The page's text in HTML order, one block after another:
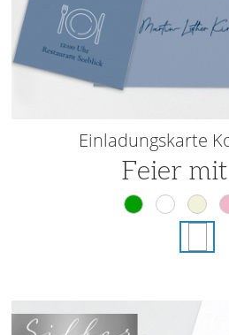
Einladungskarte
Feier